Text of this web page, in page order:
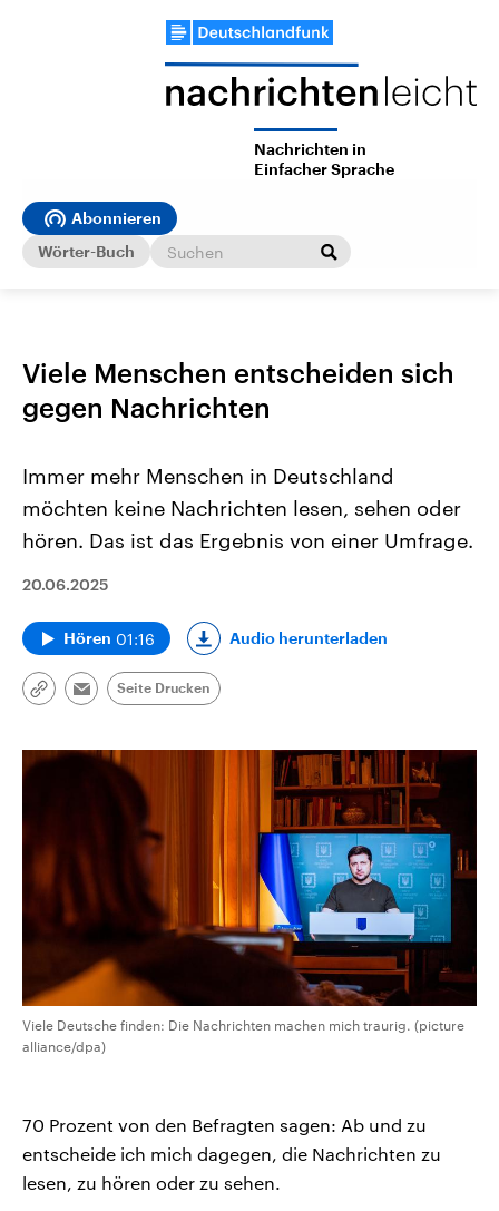
Nachrichten in
Einfacher Sprache
Abonnieren
Wörter-Buch
Viele Menschen entscheiden sich
gegen Nachrichten
Immer mehr Menschen in Deutschland
möchten keine Nachrichten lesen, sehen oder
hören. Das ist das Ergebnis von einer Umfrage.
20.06.2025
Hören 01:16 Audio herunterladen
Link
Email
Seite Drucken
Viele Deutsche finden: Die Nachrichten machen mich traurig. (picture
alliance/dpa)
70 Prozent von den Befragten sagen: Ab und zu
entscheide ich mich dagegen, die Nachrichten zu
lesen, zu hören oder zu sehen.